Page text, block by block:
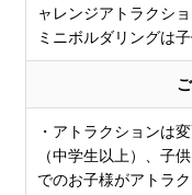
ャレンジアトラクシ
ミニボルダリングは子
・アトラクションは
（中学生以上）、子
でのお子様がアトラ